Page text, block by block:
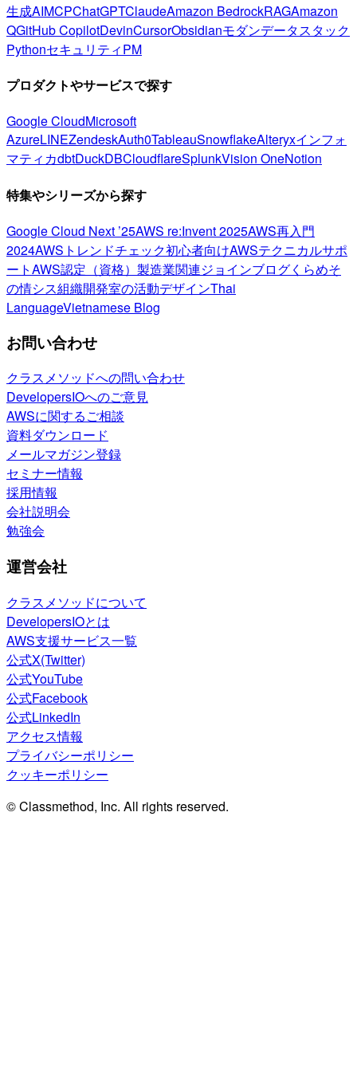
生成AIMCPChatGPTClaudeAmazon BedrockRAGAmazon
QGitHub CopilotDevinCursorObsidianモダンデータスタック
PythonセキュリティPM
プロダクトやサービスで探す
Google CloudMicrosoft
AzureLINEZendeskAuth0TableauSnowflakeAlteryxインフォ
マティカdbtDuckDBCloudflareSplunkVision OneNotion
特集やシリーズから探す
Google Cloud Next ’25AWS re:Invent 2025AWS再入門
2024AWSトレンドチェック初心者向けAWSテクニカルサポ
ートAWS認定（資格） 製造業関連ジョインブログくらめそ
の情シス組織開発室の活動デザインThai
LanguageVietnamese Blog
お問い合わせ
クラスメソッドへの問い合わせ
DevelopersIOへのご意見
AWSに関するご相談
資料ダウンロード
メールマガジン登録
セミナー情報
採用情報
会社説明会
勉強会
運営会社
クラスメソッドについて
DevelopersIOとは
AWS支援サービス一覧
公式X(Twitter)
公式YouTube
公式Facebook
公式LinkedIn
アクセス情報
プライバシーポリシー
クッキーポリシー
© Classmethod, Inc. All rights reserved.